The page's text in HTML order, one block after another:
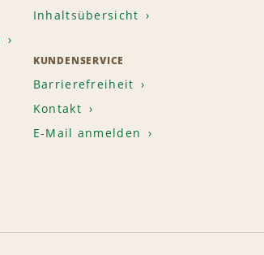
Inhaltsübersicht
KUNDENSERVICE
Barrierefreiheit
Kontakt
E-Mail anmelden